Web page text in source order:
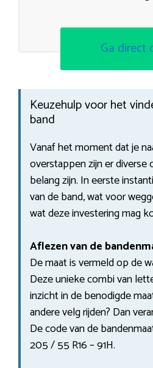
Ga direct
Keuzehulp voor het
band
Vanaf het moment dat je
overstappen zijn er diverse
belang zijn. In eerste
van de band, wat voor
wat deze investering mag
Aflezen van de
De maat is vermeld op de
Deze unieke combi van
inzicht in de benodigde
andere velg rijden? Dan
De code van de
205 / 55 R16 – 91H.